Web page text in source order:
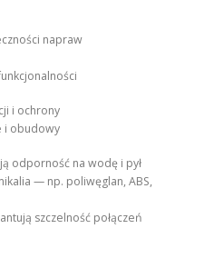
napraw
i ochrony
i obudowy
odporność na wodę i pył
— np. poliwęglan, ABS,
szczelność połączeń